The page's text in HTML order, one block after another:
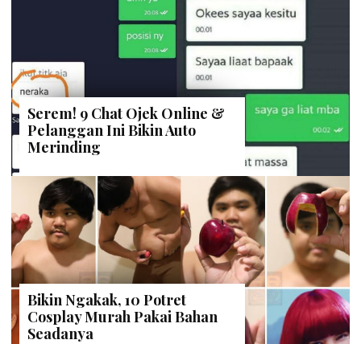
Serem! 9 Chat Ojek Online &
Pelanggan Ini Bikin Auto
Merinding
Bikin Ngakak, 10 Potret
Cosplay Murah Pakai Bahan
Seadanya